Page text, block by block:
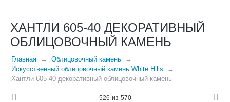
ХАНТЛИ 605-40 ДЕКОРАТИВНЫЙ
ОБЛИЦОВОЧНЫЙ КАМЕНЬ
Главная
Облицовочный камень
Искусственный облицовочный камень White Hills
Хантли 605-40 декоративный облицовочный камень
526 из 570